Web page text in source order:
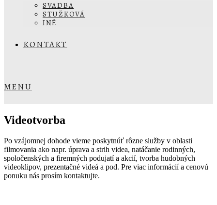
SVADBA
STUŽKOVÁ
INÉ
KONTAKT
MENU
Videotvorba
Po vzájomnej dohode vieme poskytnúť rôzne služby v oblasti
filmovania ako napr. úprava a strih videa, natáčanie rodinných,
spoločenských a firemných podujatí a akcií, tvorba hudobných
videoklipov, prezentačné videá a pod. Pre viac informácií a cenovú
ponuku nás prosím kontaktujte.